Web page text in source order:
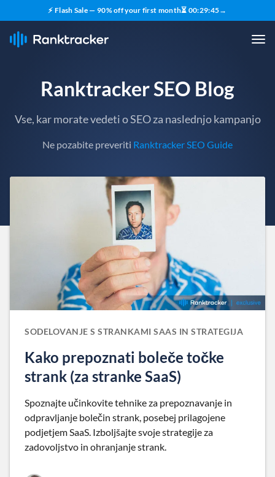
⚡ Flash Sale — 90% off your first month⏳ 00:29:43→
Ranktracker SEO Blog
Vse, kar morate vedeti o SEO za naslednjo kampanjo
Ne pozabite preveriti Ranktracker SEO Guide
SODELOVANJE S STRANKAMI SAAS IN STRATEGIJA
Kako prepoznati boleče točke
strank (za stranke SaaS)
Spoznajte učinkovite tehnike za prepoznavanje in
odpravljanje bolečin strank, posebej prilagojene
podjetjem SaaS. Izboljšajte svoje strategije za
zadovoljstvo in ohranjanje strank.